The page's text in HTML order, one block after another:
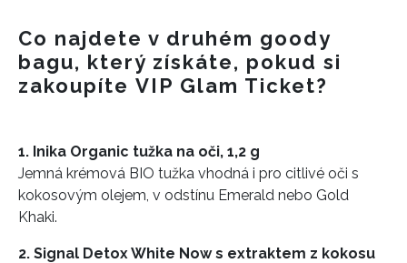
Co najdete v druhém goody
bagu, který získáte, pokud si
zakoupíte VIP Glam Ticket?
1. Inika Organic tužka na oči, 1,2 g
Jemná krémová BIO tužka vhodná i pro citlivé oči s
kokosovým olejem, v odstínu Emerald nebo Gold
Khaki.
2. Signal Detox White Now s extraktem z kokosu